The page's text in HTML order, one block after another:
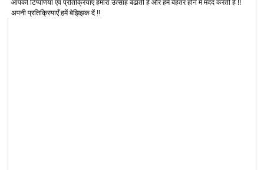
आपकी टिप्पणियाँ एवं प्रतिक्रियाएँ हमारा उत्साह बढाती हैं और हमें बेहतर होने में मदद करती हैं !!
अपनी प्रतिक्रियाएँ हमें बेझिझक दें !!